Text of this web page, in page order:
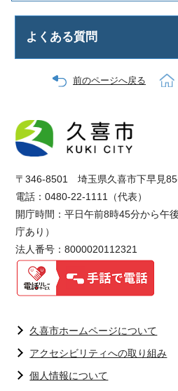
よくある質問
前のページへ戻る
〒346-8501 埼玉県久喜市下早見85
電話：0480-22-1111（代表）
開庁時間：平日午前8時45分から午
庁あり）
法人番号：8000020112321
久喜市ホームページについて
アクセシビリティへの取り組み
個人情報について